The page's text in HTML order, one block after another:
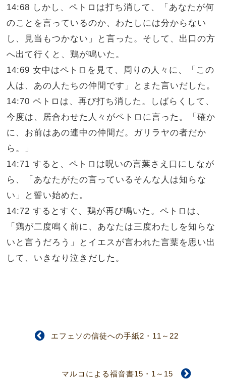
14:68 しかし、ペトロは打ち消して、「あなたが何
のことを言っているのか、わたしには分からない
し、見当もつかない」と言った。そして、出口の方
へ出て行くと、鶏が鳴いた。
14:69 女中はペトロを見て、周りの人々に、「この
人は、あの人たちの仲間です」とまた言いだした。
14:70 ペトロは、再び打ち消した。しばらくして、
今度は、居合わせた人々がペトロに言った。「確か
に、お前はあの連中の仲間だ。ガリラヤの者だか
ら。」
14:71 すると、ペトロは呪いの言葉さえ口にしなが
ら、「あなたがたの言っているそんな人は知らな
い」と誓い始めた。
14:72 するとすぐ、鶏が再び鳴いた。ペトロは、
「鶏が二度鳴く前に、あなたは三度わたしを知らな
いと言うだろう」とイエスが言われた言葉を思い出
して、いきなり泣きだした。
エフェソの信徒への手紙2・11～22
マルコによる福音書15・1～15